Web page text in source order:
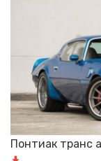
Понтиак транс